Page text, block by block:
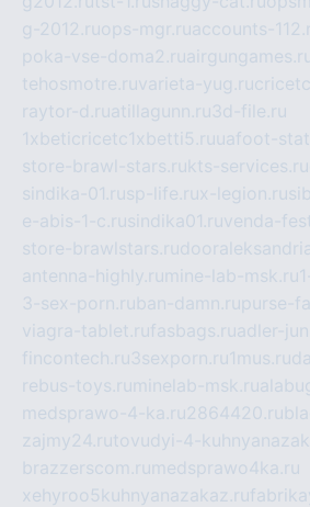
g-2012.ruops-mgr.ruaccounts-
poka-vse-doma2.ru
tehosmotre.ruvarieta-yug.ru
raytor-d.ruatillagunn.ru3d-file.ru
1xbeticricetc1xbetti5.ruuafoot-
store-brawl-stars.rukts-services.ru
sindika-01.rusp-life.rux-legion.ru
e-abis-1-c.rusindika01.ruvenda-
store-brawlstars.ru
antenna-highly.ru mine-lab-msk.ru
3-sex-porn.ruban-damn.rupurse-
viagra-tablet.rufasbags.ruadler-
fincontech.ru3sexporn.ru1mus.ru
rebus-toys.ru minelab-msk.ru
medsprawo-4-ka.ru2864420.ru
zajmy24.rutovudyi-4-
brazzerscom.ru medsprawo4ka.ru
xehyroo5kuhnyanazakaz.ru